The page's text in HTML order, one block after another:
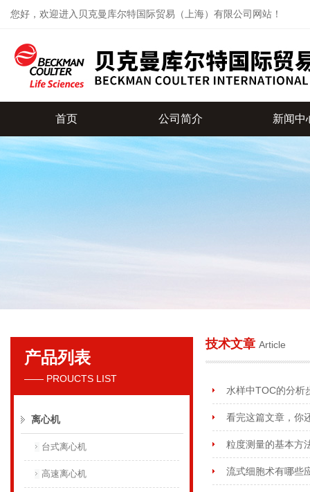
您好，欢迎进入贝克曼库尔特国际贸易（上海）有限公司网站！
贝克曼库尔特国际贸易（上海）有限公司
首页 公司简介 新闻中
产品列表
—— PROUCTS LIST
离心机
台式离心机
高速离心机
技术文章 Article
水样中TOC的分析
看完这篇文章，你
粒度测量的基本方
流式细胞术有哪些